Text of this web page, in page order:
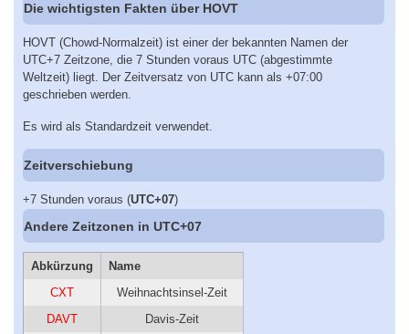
Die wichtigsten Fakten über HOVT
HOVT (Chowd-Normalzeit) ist einer der bekannten Namen der
UTC+7 Zeitzone, die 7 Stunden voraus UTC (abgestimmte
Weltzeit) liegt. Der Zeitversatz von UTC kann als +07:00
geschrieben werden.
Es wird als Standardzeit verwendet.
Zeitverschiebung
+7 Stunden voraus (UTC+07)
Andere Zeitzonen in UTC+07
Abkürzung
Name
CXT
Weihnachtsinsel-Zeit
DAVT
Davis-Zeit